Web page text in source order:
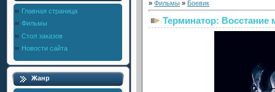
Главная страница
Фильмы
Стол заказов
Новости сайта
Жанр
» Фильмы » Боевик
Терминатор: Восстание